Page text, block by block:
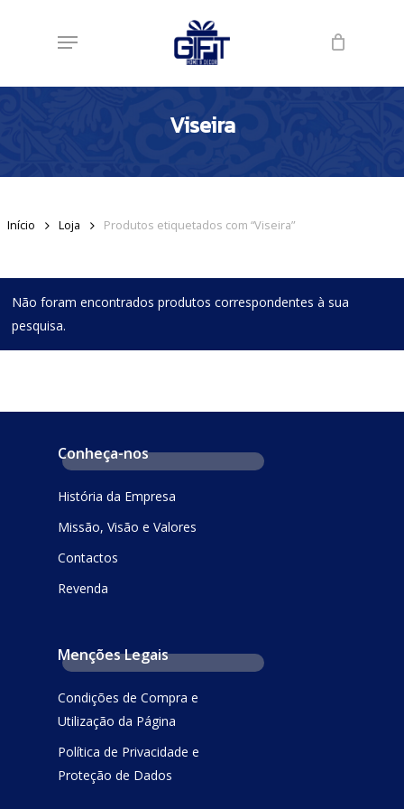
Menu
Viseira
Início Loja Produtos etiquetados com “Viseira”
Não foram encontrados produtos correspondentes à sua
pesquisa.
Conheça-nos
História da Empresa
Missão, Visão e Valores
Contactos
Revenda
Menções Legais
Condições de Compra e
Utilização da Página
Política de Privacidade e
Proteção de Dados